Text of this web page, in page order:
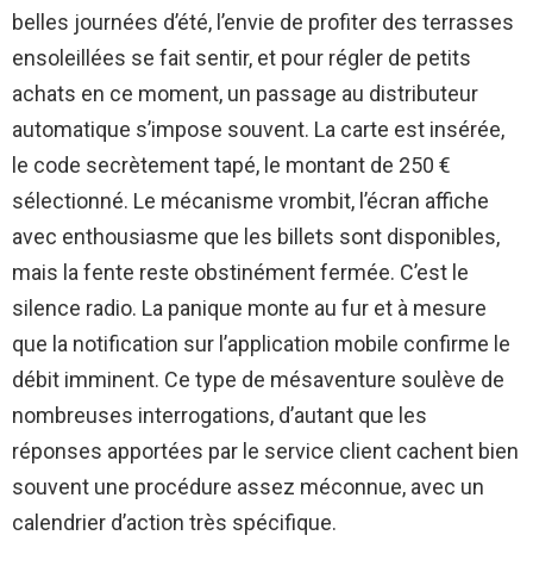
belles journées d’été, l’envie de profiter des terrasses
ensoleillées se fait sentir, et pour régler de petits
achats en ce moment, un passage au distributeur
automatique s’impose souvent. La carte est insérée,
le code secrètement tapé, le montant de 250 €
sélectionné. Le mécanisme vrombit, l’écran affiche
avec enthousiasme que les billets sont disponibles,
mais la fente reste obstinément fermée. C’est le
silence radio. La panique monte au fur et à mesure
que la notification sur l’application mobile confirme le
débit imminent. Ce type de mésaventure soulève de
nombreuses interrogations, d’autant que les
réponses apportées par le service client cachent bien
souvent une procédure assez méconnue, avec un
calendrier d’action très spécifique.